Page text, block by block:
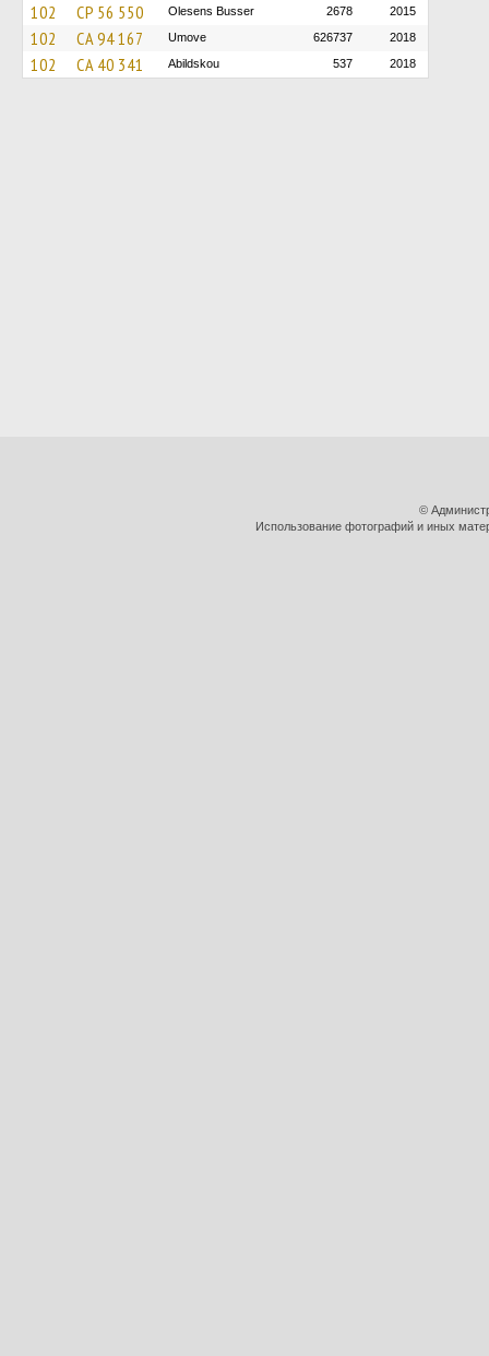
102 CP 56 550 Olesens Busser 2678 2015
102 CA 94 167 Umove 626737 2018
102 CA 40 341 Abildskou 537 2018
©
Использование фотографий и иных